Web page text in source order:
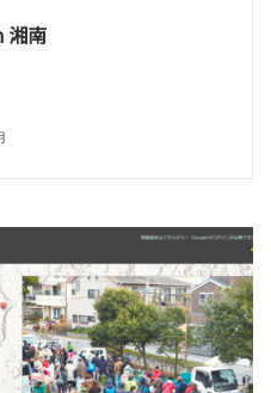
湘南